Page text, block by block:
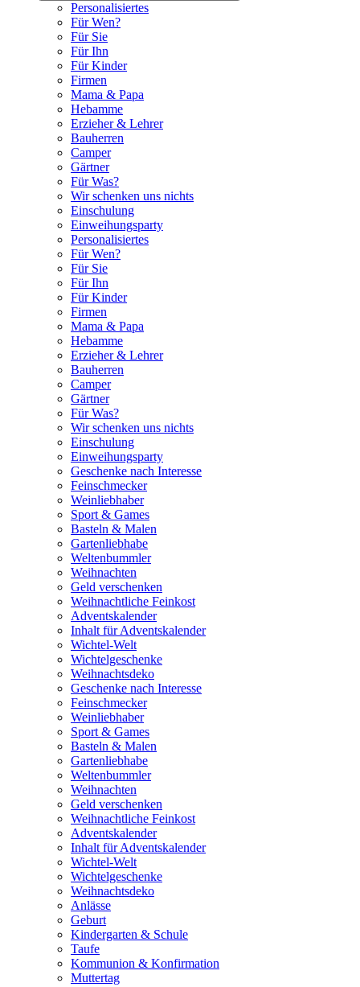
Personalisiertes
Für Wen?
Für Sie
Für Ihn
Für Kinder
Firmen
Mama & Papa
Hebamme
Erzieher & Lehrer
Bauherren
Camper
Gärtner
Für Was?
Wir schenken uns nichts
Einschulung
Einweihungsparty
Personalisiertes
Für Wen?
Für Sie
Für Ihn
Für Kinder
Firmen
Mama & Papa
Hebamme
Erzieher & Lehrer
Bauherren
Camper
Gärtner
Für Was?
Wir schenken uns nichts
Einschulung
Einweihungsparty
Geschenke nach Interesse
Feinschmecker
Weinliebhaber
Sport & Games
Basteln & Malen
Gartenliebhabe
Weltenbummler
Weihnachten
Geld verschenken
Weihnachtliche Feinkost
Adventskalender
Inhalt für Adventskalender
Wichtel-Welt
Wichtelgeschenke
Weihnachtsdeko
Geschenke nach Interesse
Feinschmecker
Weinliebhaber
Sport & Games
Basteln & Malen
Gartenliebhabe
Weltenbummler
Weihnachten
Geld verschenken
Weihnachtliche Feinkost
Adventskalender
Inhalt für Adventskalender
Wichtel-Welt
Wichtelgeschenke
Weihnachtsdeko
Anlässe
Geburt
Kindergarten & Schule
Taufe
Kommunion & Konfirmation
Muttertag